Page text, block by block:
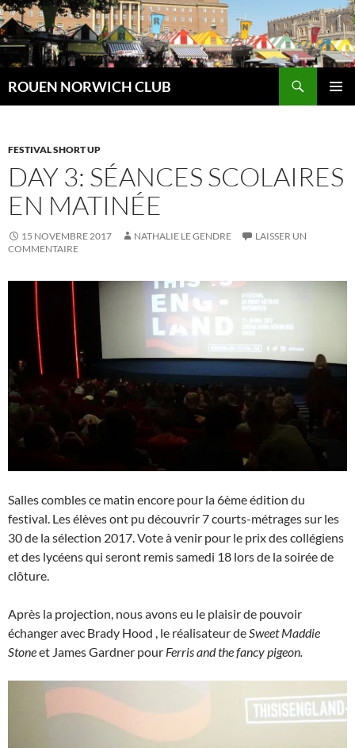
Aller
au
contenu
ROUEN NORWICH CLUB
FESTIVAL SHORT UP
DAY 3: SÉANCES SCOLAIRES
EN MATINÉE
15 NOVEMBRE 2017 NATHALIE LE GENDRE
LAISSER UN
COMMENTAIRE
Salles combles ce matin encore pour la 6ème édition du
festival. Les élèves ont pu découvrir 7 courts-métrages sur les
30 de la sélection 2017. Vote à venir pour le prix des collégiens
et des lycéens qui seront remis samedi 18 lors de la soirée de
clôture.
Après la projection, nous avons eu le plaisir de pouvoir
échanger avec Brady Hood , le réalisateur deSweet Maddie
Stoneet James Gardner pour Ferris and the fancy pigeon.